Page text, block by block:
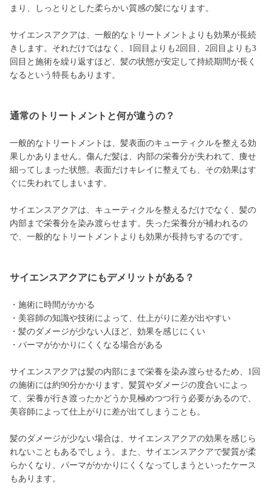
まり、しっとりとした柔らかい質感の髪になります。
サイエンスアクアは、一般的なトリートメントよりも効果が長続
きします。それだけではなく、1回目よりも2回目、2回目よりも3
回目と施術を繰り返すほど、髪の状態が安定して持続期間が長く
なるという特長もあります。
通常のトリートメントと何が違うの？
一般的なトリートメントは、髪表面のキューティクルを整える効
果しかありません。傷んだ髪は、内部の栄養分が失われて、痩せ
細ってしまった状態。表面だけキレイに整えても、その効果はす
ぐに失われてしまいます。
サイエンスアクアは、キューティクルを整えるだけでなく、髪の
内部まで栄養分を染み渡らせます。失った栄養分が補われるの
で、一般的なトリートメントよりも効果が長持ちするのです。
サイエンスアクアにもデメリットがある？
・施術に時間がかかる
・美容師の知識や技術によって、仕上がりに差が出やすい
・髪のダメージが少ない人ほど、効果を感じにくい
・パーマがかかりにくくなる場合がある
サイエンスアクアは髪の内部にまで栄養を染み渡らせるため、1回
の施術には約90分かかります。髪質やダメージの度合いによっ
て、栄養が行き渡ったかどうか見極めつつ行う必要があるので、
美容師によって仕上がりに差が出てしまうことも。
髪のダメージが少ない場合は、サイエンスアクアの効果を感じら
れないこともあるでしょう。また、サイエンスアクアで髪質が柔
らかくなり、パーマがかかりにくくなってしまうといったケース
もあります。